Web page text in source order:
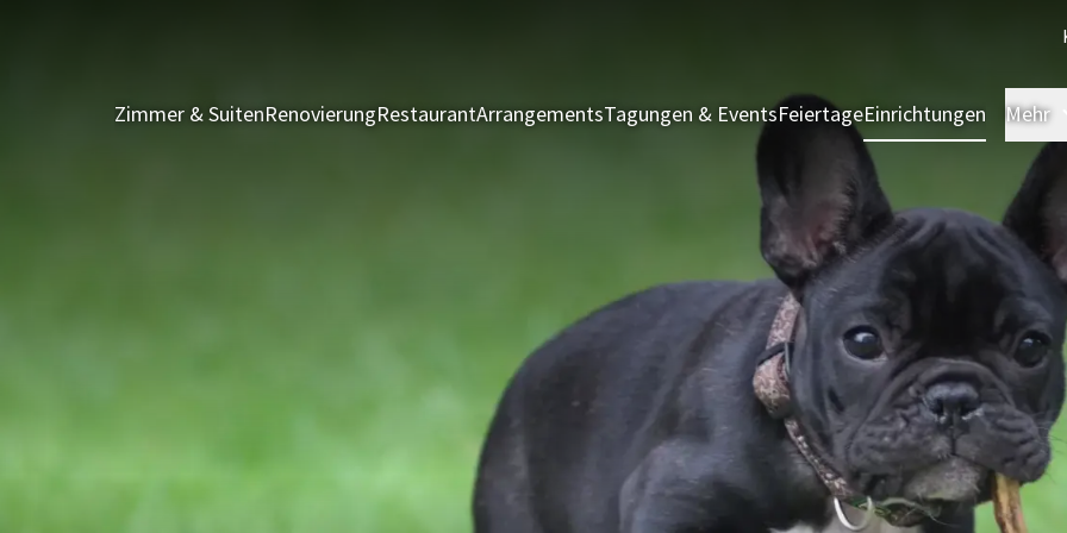
Zimmer & SuitenRenovierungRestaurantArrangementsTagungen & EventsFeiertageEinrichtungen Mehr